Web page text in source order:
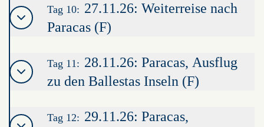
Tag 10: 27.11.26: Weiterreise nach
Paracas (F)
Tag 11: 28.11.26: Paracas, Ausflug
zu den Ballestas Inseln (F)
Tag 12: 29.11.26: Paracas,